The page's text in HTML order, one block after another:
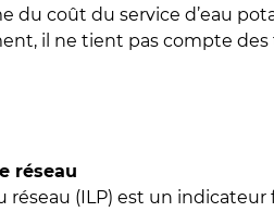
du coût du service d’eau
il ne tient pas compte des
réseau
réseau (ILP) est un indicateur